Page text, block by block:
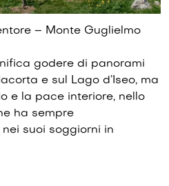
– Monte Guglielmo
godere di panorami
e sul Lago d’Iseo, ma
e la pace interiore, nello
ha sempre
suoi soggiorni in